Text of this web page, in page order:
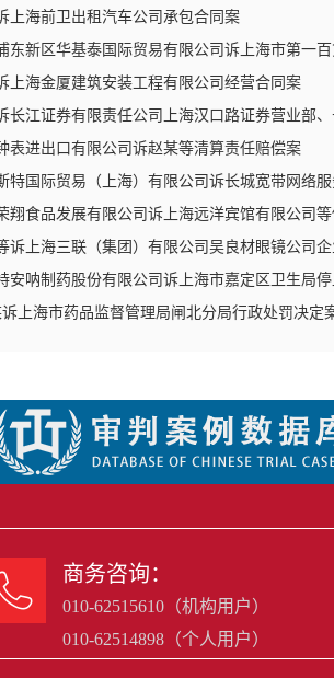
上海前卫出租汽车公司承包合同案
东新区华基泰国际贸易有限公司诉上海市第一
上海金厦建筑安装工程有限公司经营合同案
长江证券有限责任公司上海汉口路证券营业部
表进出口有限公司诉赵某等清算责任赔偿案
特国际贸易（上海）有限公司诉长城宽带网络
翔食品发展有限公司诉上海远洋宾馆有限公司
诉上海三联（集团）有限公司吴良材眼镜公司
安呐制药股份有限公司诉上海市嘉定区卫生局
上海市药品监督管理局闸北分局行政处罚决定
商务咨询：
010-62515610（机构用户）
010-62514898（个人用户）